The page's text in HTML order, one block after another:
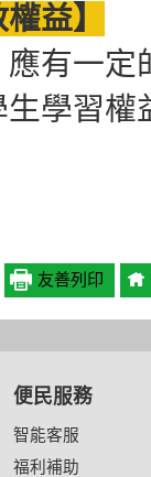
益】
有一定
學習權
友善列印
便民服務
智能客服
福利補助